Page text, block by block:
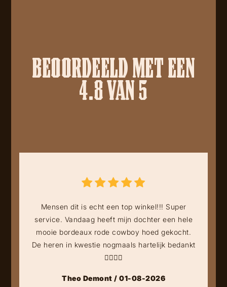
BEOORDEELD MET EEN
4.8 VAN 5
Mensen dit is echt een top winkel!!! Super
service. Vandaag heeft mijn dochter een hele
mooie bordeaux rode cowboy hoed gekocht.
De heren in kwestie nogmaals hartelijk bedankt
👍🏻👍🏻
Theo Demont / 01-08-2026